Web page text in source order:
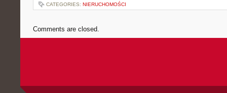
CATEGORIES: NIERUCHOMOŚCI
Comments are closed.